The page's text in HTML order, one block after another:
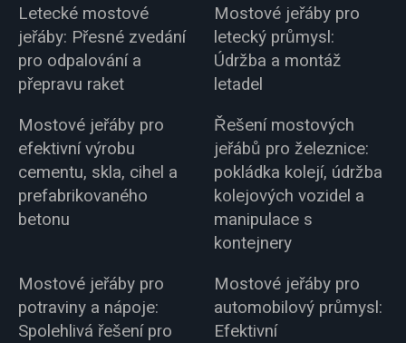
Letecké mostové
jeřáby: Přesné zvedání
pro odpalování a
přepravu raket
Mostové jeřáby pro
letecký průmysl:
Údržba a montáž
letadel
Mostové jeřáby pro
efektivní výrobu
cementu, skla, cihel a
prefabrikovaného
betonu
Řešení mostových
jeřábů pro železnice:
pokládka kolejí, údržba
kolejových vozidel a
manipulace s
kontejnery
Mostové jeřáby pro
potraviny a nápoje:
Spolehlivá řešení pro
Mostové jeřáby pro
automobilový průmysl:
Efektivní